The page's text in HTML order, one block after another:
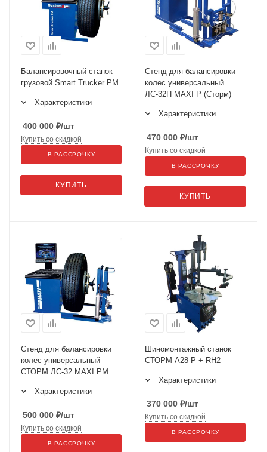
Балансировочный станок
грузовой Smart Trucker PM
Характеристики
400 000 ₽/шт
КУПИТЬ
Купить со скидкой
В РАССРОЧКУ
Стенд для балансировки
колес универсальный
ЛС-32П MAXI P (Сторм)
Характеристики
470 000 ₽/шт
КУПИТЬ
Купить со скидкой
В РАССРОЧКУ
Стенд для балансировки
колес универсальный
СТОРМ ЛС-32 MAXI PM
Характеристики
500 000 ₽/шт
Купить со скидкой
В РАССРОЧКУ
Шиномонтажный станок
СТОРМ A28 P + RH2
Характеристики
370 000 ₽/шт
Купить со скидкой
В РАССРОЧКУ